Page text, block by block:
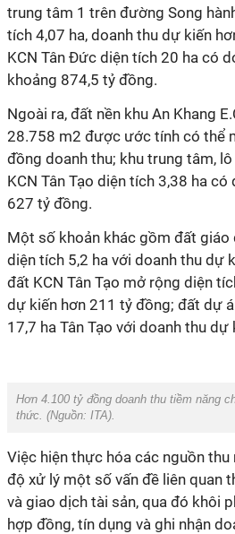
trung tâm 1 trên đường Song
tích 4,07 ha, doanh thu dự kiến
KCN Tân Đức diện tích 20 ha có
khoảng 874,5 tỷ đồng.
Ngoài ra, đất nền khu An Khang
28.758 m2 được ước tính có thể
đồng doanh thu; khu trung tâm,
KCN Tân Tạo diện tích 3,38 ha
627 tỷ đồng.
Một số khoản khác gồm đất giáo
diện tích 5,2 ha với doanh thu dự
đất KCN Tân Tạo mở rộng diện
dự kiến hơn 211 tỷ đồng; đất dự
17,7 ha Tân Tạo với doanh thu
Hơn 4.100 tỷ đồng doanh thu tiềm năng
thức. (Nguồn: ITA).
Việc hiện thực hóa các nguồn
độ xử lý một số vấn đề liên quan
và giao dịch tài sản, qua đó khôi
hợp đồng, tín dụng và ghi nhận